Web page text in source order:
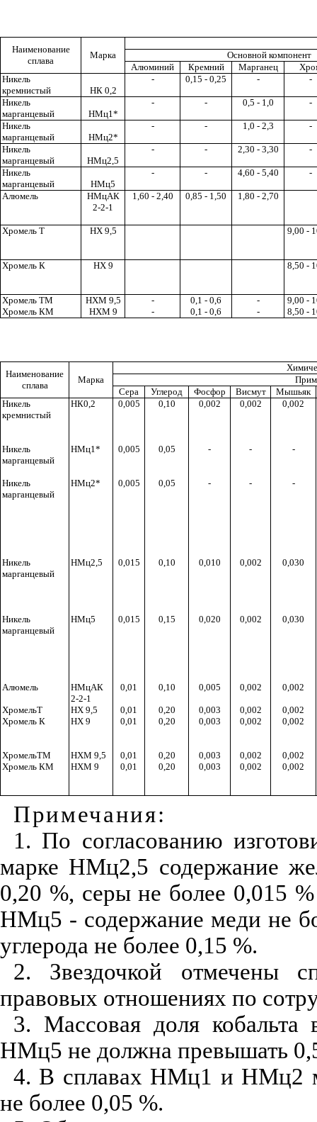
Наименование
сплава
Марка
Основной компонент
Алюминий
Кремний Марганец
Никель
кремнистый
НК 0,2
- 0,15 - 0,25 - -
Никель
марганцевый
НМц1*
- - 0,5 - 1,0 -
Никель
марганцевый
НМц2*
- - 1,0 - 2,3 -
Никель
марганцевый
НМц2,5
- - 2,30 - 3,30 -
Никель
марганцевый
НМц5
- - 4,60 - 5,40 -
Алюмель
НМцАК
2-2-1
1,60 - 2,40 0,85 - 1,50 1,80 - 2,70
Хромель Т НХ 9,5 9,00 -
Хромель К НХ 9 8,50 -
Хромель ТМ НХМ 9,5 - 0,1 - 0,6 -
9,00 -
Хромель КМ
НХМ 9 - 0,1 - 0,6 - 8,50 -
Наименование
сплава
Марка
Сера
Углерод Фосфор Висмут
Мышьяк
Никель
кремнистый
НК0,2 0,005 0,10 0,002 0,002 0,002
Никель
марганцевый
НМц1* 0,005 0,05 - - -
Никель
марганцевый
НМц2* 0,005 0,05 - - -
Никель
марганцевый
НМц2,5 0,015 0,10 0,010 0,002 0,030
Никель
марганцевый
НМц5 0,015 0,15 0,020 0,002 0,030
Алюмель
НМцАК
2-2-1
0,01 0,10 0,005 0,002 0,002
ХромельТ НХ 9,5 0,01 0,20 0,003 0,002
0,002
Хромель К
НХ 9 0,01 0,20 0,003 0,002 0,002
ХромельТМ НХМ 9,5 0,01 0,20 0,003 0,002
0,002
Хромель КМ
НХМ 9 0,01 0,20 0,003 0,002 0,002
Примечания:
1. По согласованию
марке НМц2,5 содержание
0,20 %, серы не более 0,015
НМц5 - содержание меди не
углерода не более 0,15 %.
2. Звездочкой отмечены
правовых отношениях по
3. Массовая доля
НМц5 не должна превышать
4. В сплавах НМц1 и НМц2
не более 0,05 %.